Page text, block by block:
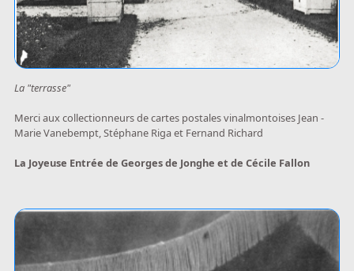
La "terrasse"
Merci aux collectionneurs de cartes postales vinalmontoises Jean -
Marie Vanebempt, Stéphane Riga et Fernand Richard
La Joyeuse Entrée de Georges de Jonghe et de Cécile Fallon